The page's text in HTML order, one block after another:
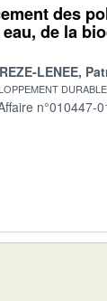
des
de la
LENEE,
n°010447-